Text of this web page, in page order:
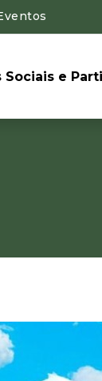
Sociais e